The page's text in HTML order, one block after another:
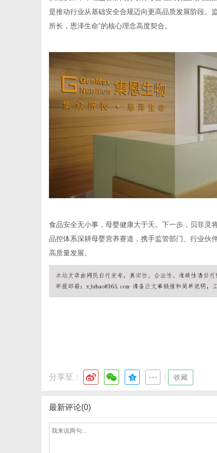
是推动行业从基础安全合规迈向更高品质发展阶段。
所长，恩泽生命”的核心理念高度契合。
食品安全无小事，母婴健康大于天。下一步，贝菲灵
品控体系深耕母婴营养赛道，携手监管部门、行业伙
高质量发展。
分享至： 收藏
最新评论(0)